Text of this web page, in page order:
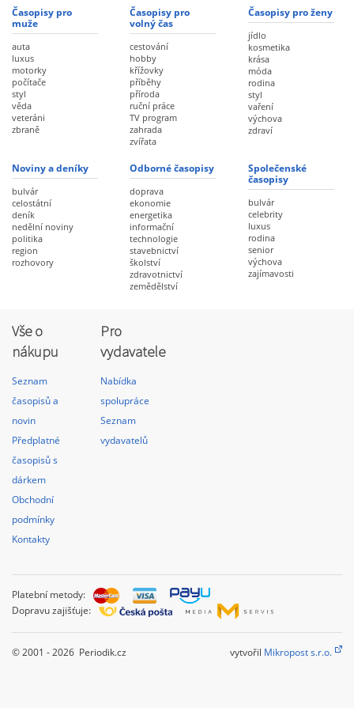
Časopisy pro
muže
auta
luxus
motorky
počítače
styl
věda
veteráni
zbraně
Časopisy pro
volný čas
cestování
hobby
křížovky
příběhy
příroda
ruční práce
TV program
zahrada
zvířata
Časopisy pro ženy
jídlo
kosmetika
krása
móda
rodina
styl
vaření
výchova
zdraví
Noviny a deníky
bulvár
celostátní
deník
nedělní noviny
politika
region
rozhovory
Odborné časopisy
doprava
ekonomie
energetika
informační
technologie
stavebnictví
školství
zdravotnictví
zemědělství
Společenské
časopisy
bulvár
celebrity
luxus
rodina
senior
výchova
zajímavosti
Vše o
nákupu
Seznam
časopisů a
novin
Předplatné
časopisů s
dárkem
Obchodní
podmínky
Kontakty
Pro
vydavatele
Nabídka
spolupráce
Seznam
vydavatelů
Platební metody:
Dopravu zajišťuje:
© 2001 - 2026 Periodik.cz vytvořil Mikropost s.r.o.